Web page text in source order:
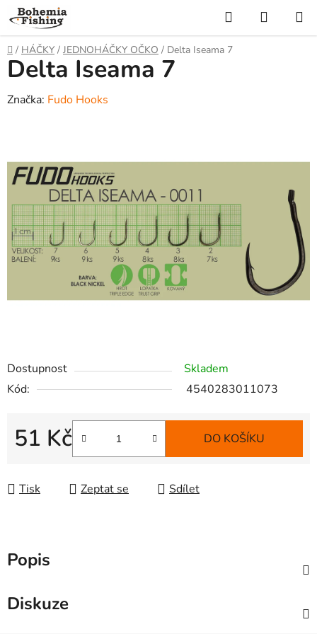
Přejít
na
obsah
Hledat
KOŠÍK
Domů
/ HÁČKY / JEDNOHÁČKY OČKO / Delta Iseama 7
Dostupnost
Skladem
Kód:
4540283011073
51 Kč
Měrná cena:
DO KOŠÍKU
Tisk Zeptat se Sdílet
Delta Iseama 7
Značka: Fudo Hooks
Popis
Diskuze